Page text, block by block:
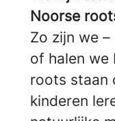
Noorse
Zo zijn we
of halen we
roots staan
kinderen